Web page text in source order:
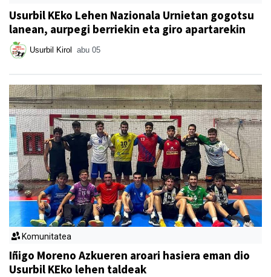
Usurbil KEko Lehen Nazionala Urnietan gogotsu
lanean, aurpegi berriekin eta giro apartarekin
Usurbil Kirol abu 05
Komunitatea
Iñigo Moreno Azkueren aroari hasiera eman dio
Usurbil KEko lehen taldeak